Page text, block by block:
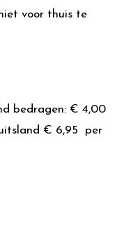
voor thuis te
bedragen: € 4,00
€ 6,95 per